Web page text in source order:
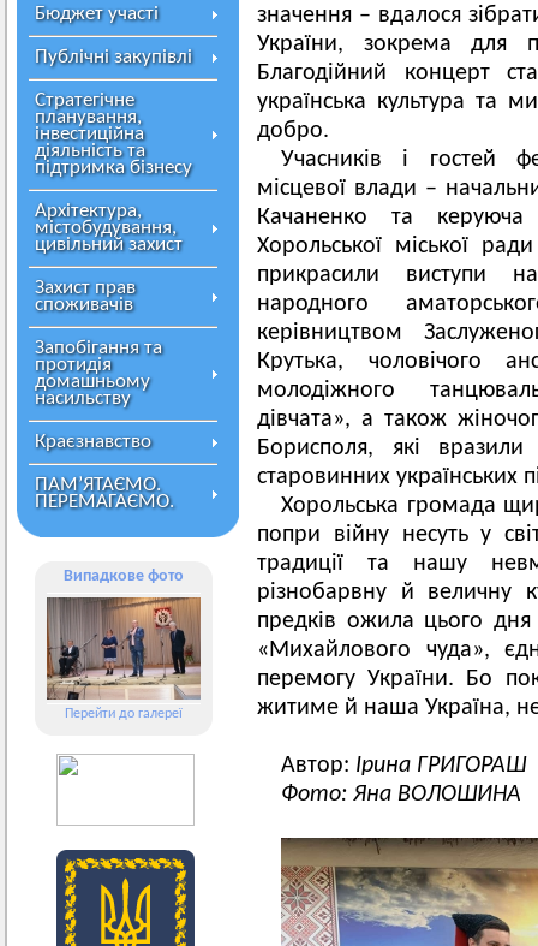
Бюджет участі
Публічні закупівлі
Стратегічне
планування,
інвестиційна
діяльність та
підтримка бізнесу
Архітектура,
містобудування,
цивільний захист
Захист прав
споживачів
Запобігання та
протидія
домашньому
насильству
Краєзнавство
ПАМ’ЯТАЄМО.
ПЕРЕМАГАЄМО.
Випадкове фото
Перейти до галереї
значення – вдалося
України, зокрема для
Благодійний концерт
українська культура та
добро.
Учасників і гостей
місцевої влади –
Качаненко та керуюча
Хорольської міської
прикрасили виступи
народного
керівництвом
Крутька, чоловічого
молодіжного
дівчата», а також
Борисполя, які
старовинних українських
Хорольська громада
попри війну несуть у
традиції та нашу
різнобарвну й величну
предків ожила цього
«Михайлового чуда»,
перемогу України. Бо
житиме й наша Україна,
Автор: Ірина ГРИГОРАШ
Фото: Яна ВОЛОШИНА